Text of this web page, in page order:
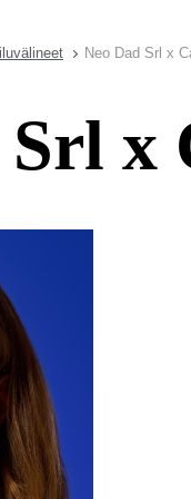
Neo Dad Srl x
Srl